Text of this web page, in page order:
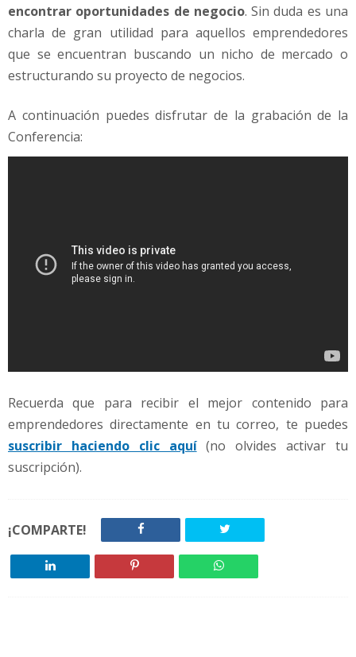
encontrar oportunidades de negocio. Sin duda es una
charla de gran utilidad para aquellos emprendedores
que se encuentran buscando un nicho de mercado o
estructurando su proyecto de negocios.
A continuación puedes disfrutar de la grabación de la
Conferencia:
Recuerda que para recibir el mejor contenido para
emprendedores directamente en tu correo, te puedes
suscribir haciendo clic aquí(no olvides activar tu
suscripción).
¡COMPARTE!